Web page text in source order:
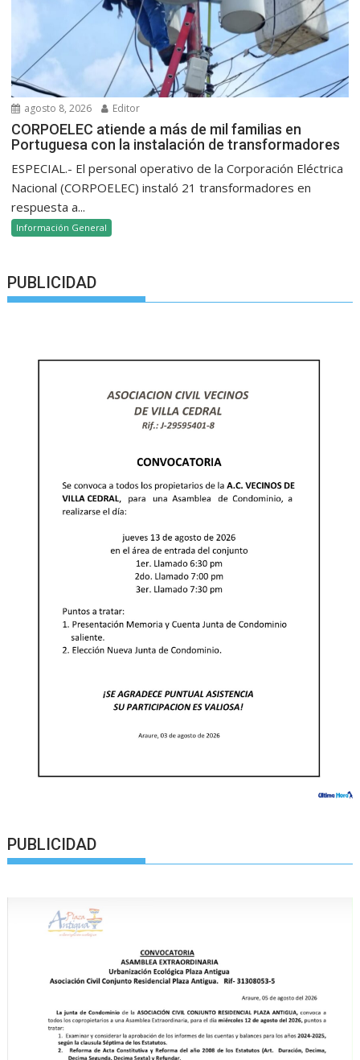
agosto 8, 2026 Editor
CORPOELEC atiende a más de mil familias en
Portuguesa con la instalación de transformadores
ESPECIAL.- El personal operativo de la Corporación Eléctrica
Nacional (CORPOELEC) instaló 21 transformadores en
respuesta a...
Información General
PUBLICIDAD
PUBLICIDAD